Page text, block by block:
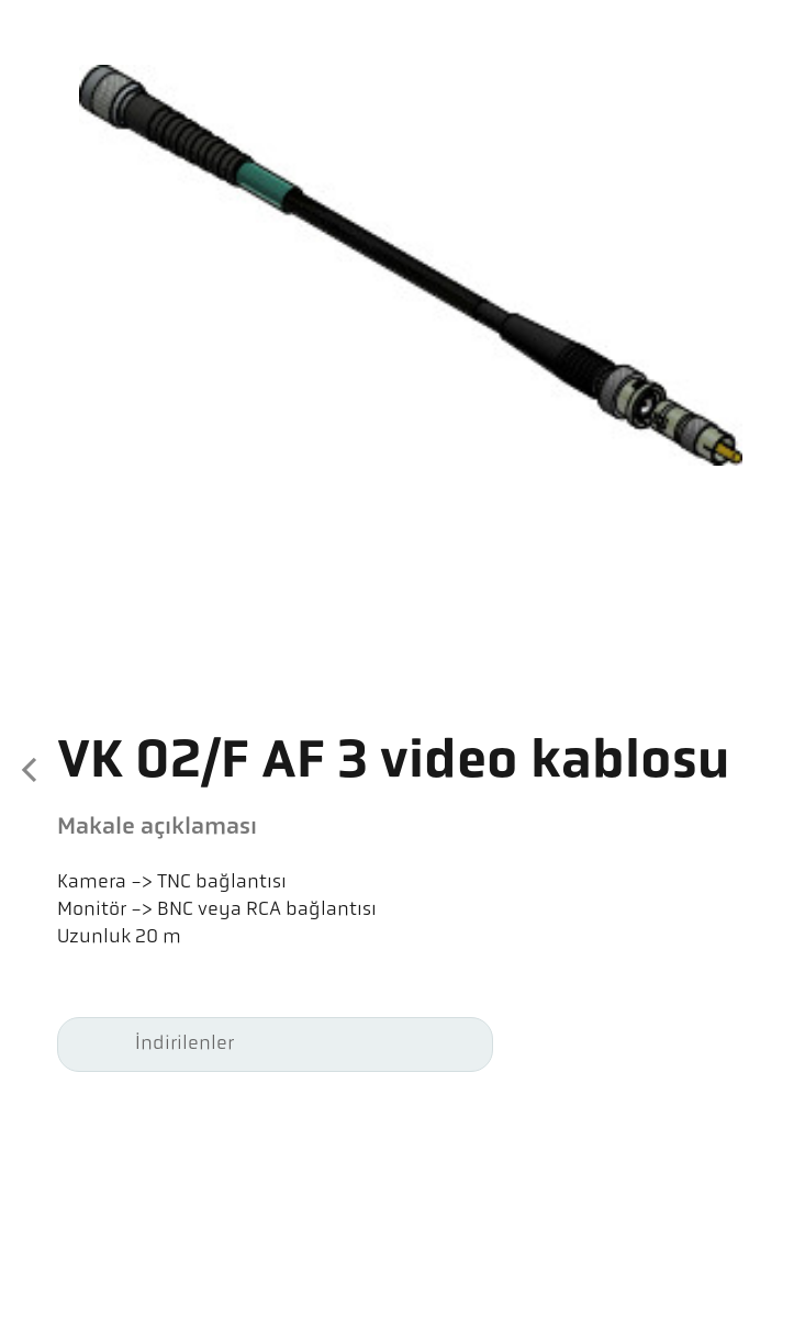
VK 02/F AF 3 video kablosu
Makale açıklaması
Kamera -> TNC bağlantısı
Monitör -> BNC veya RCA bağlantısı
Uzunluk 20 m
İndirilenler